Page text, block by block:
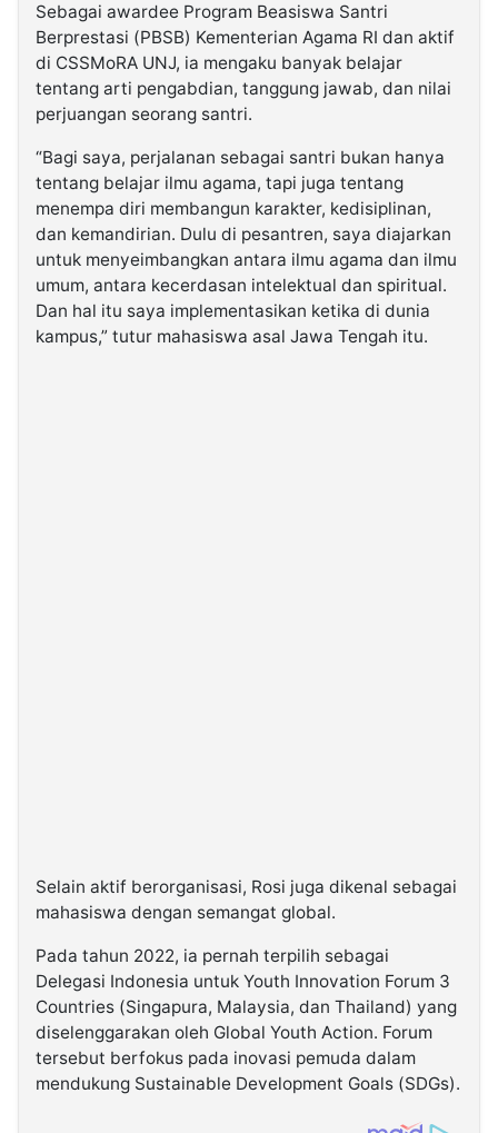
Sebagai awardee Program Beasiswa Santri
Berprestasi (PBSB) Kementerian Agama RI dan aktif
di CSSMoRA UNJ, ia mengaku banyak belajar
tentang arti pengabdian, tanggung jawab, dan nilai
perjuangan seorang santri.
“Bagi saya, perjalanan sebagai santri bukan hanya
tentang belajar ilmu agama, tapi juga tentang
menempa diri membangun karakter, kedisiplinan,
dan kemandirian. Dulu di pesantren, saya diajarkan
untuk menyeimbangkan antara ilmu agama dan ilmu
umum, antara kecerdasan intelektual dan spiritual.
Dan hal itu saya implementasikan ketika di dunia
kampus,” tutur mahasiswa asal Jawa Tengah itu.
Selain aktif berorganisasi, Rosi juga dikenal sebagai
mahasiswa dengan semangat global.
Pada tahun 2022, ia pernah terpilih sebagai
Delegasi Indonesia untuk Youth Innovation Forum 3
Countries (Singapura, Malaysia, dan Thailand) yang
diselenggarakan oleh Global Youth Action. Forum
tersebut berfokus pada inovasi pemuda dalam
mendukung Sustainable Development Goals (SDGs).